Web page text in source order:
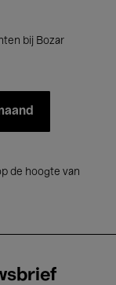
bij Bozar
de hoogte van